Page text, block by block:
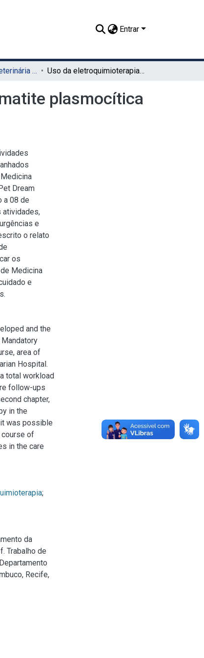
Entrar
TCC - Medicina Veterinária (Sede) Uso da eletroquimioterapia no tratamento da pododermatite plasmocítica felina - Relato de caso
plasmocítica
Dream
a 08 de
atividades,
e
o relato
os
Medicina
e
and the
area of
Hospital.
total workload
follow-ups
chapter,
in the
was possible
course of
in the care
;
da
Trabalho de
Recife,